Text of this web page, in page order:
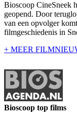
Bioscoop CineSneek
geopend. Door
van een opvolger
filmgeschiedenis in
+ MEER
Bioscoop top films